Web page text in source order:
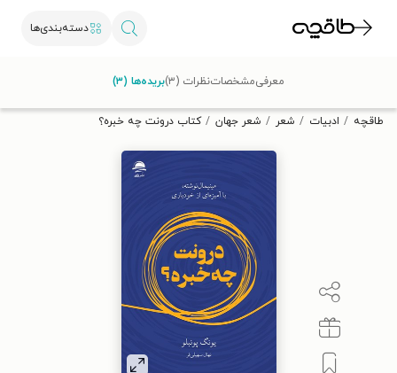
دسته‌بندی‌ها
تخفیف از طاقچه دریافت کن.
طاقچه ادبیات شعر شعر جهان کتاب درونت چه خبره؟
معرفیمشخصاتنظرات (۳) بریده‌ها (۳)